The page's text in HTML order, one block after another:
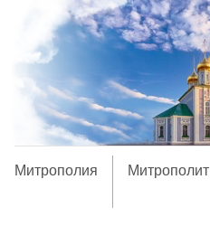
Митрополия Митрополит